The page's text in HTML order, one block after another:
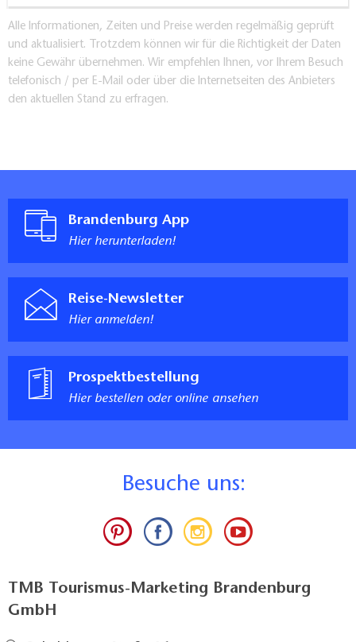
Alle Informationen, Zeiten und Preise werden regelmäßig geprüft
und aktualisiert. Trotzdem können wir für die Richtigkeit der Daten
keine Gewähr übernehmen. Wir empfehlen Ihnen, vor Ihrem Besuch
telefonisch / per E-Mail oder über die Internetseiten des Anbieters
den aktuellen Stand zu erfragen.
Brandenburg App
Hier herunterladen!
Reise-Newsletter
Hier anmelden!
Prospektbestellung
Hier bestellen oder online ansehen
Besuche uns:
TMB Tourismus-Marketing Brandenburg
GmbH